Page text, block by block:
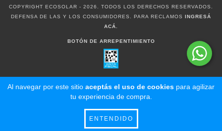
Al navegar por este sitio aceptás el uso de cookies para agilizar
tu experiencia de compra.
ENTENDIDO
COPYRIGHT ECOSOLAR - 2026. TODOS LOS DERECHOS RESERVADOS.
DEFENSA DE LAS Y LOS CONSUMIDORES. PARA RECLAMOS INGRESÁ
ACÁ.
BOTÓN DE ARREPENTIMIENTO